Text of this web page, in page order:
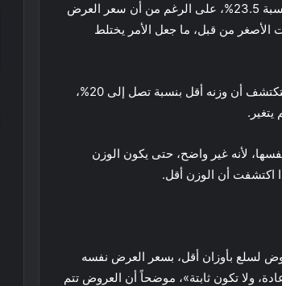
الفاتورة أن وزنها يبلغ 650 غراماً، أي أقل من الوزن الذي اعتادت شراءه بنسبة 23.5%، على الرغم من أن سعر العرض
الأصغر من قبل، ما جعل الأمر يختلط
ونوّهت بأن الأمر نفسه تكرر معها عند شرائها أحد أنواع الشاي في عرض، لتكتشف أن وزنه أقل بنسبة تصل إلى 20%،
لأنه غير واضح، حتى يكون الوزن
اكتشفت أن الوزن أقل.
لسلع بأوزان أقل، بسعر العرض نفسه
ولا تكون ثابتة»، موضحاً أن العروض تتم